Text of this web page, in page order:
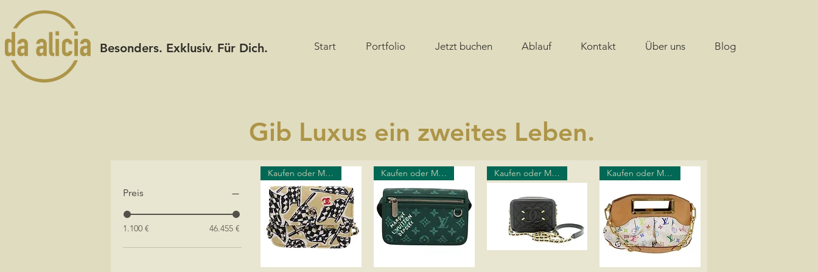
Besonders. Exklusiv. Für Dich. Start Portfolio Jetzt buchen Ablauf Kontakt Über uns Blog
Gib Luxus ein zweites Leben.
Preis
1.100 € 46.455 €
Kaufen oder Mieten Kaufen oder Mieten Kaufen oder Mieten Kaufen oder Mieten